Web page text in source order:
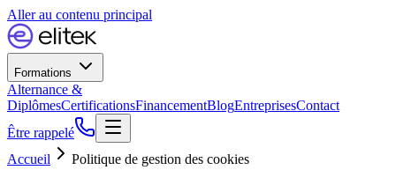
Aller au contenu principal
Formations
Alternance &
DiplômesCertificationsFinancementBlogEntreprisesContact
Être rappelé
Accueil
Politique de gestion des cookies